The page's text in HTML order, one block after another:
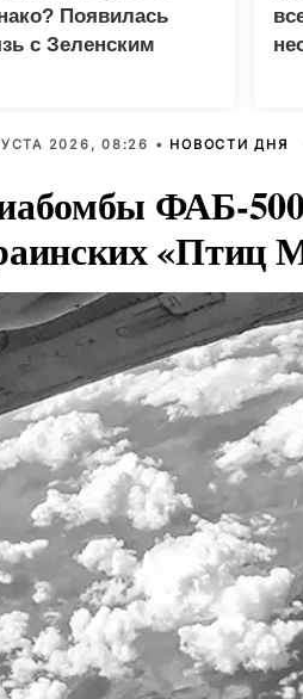
Появилась
с Зеленским
2026, 08:26 • НОВОСТИ ДНЯ
ФАБ-500
«Птиц